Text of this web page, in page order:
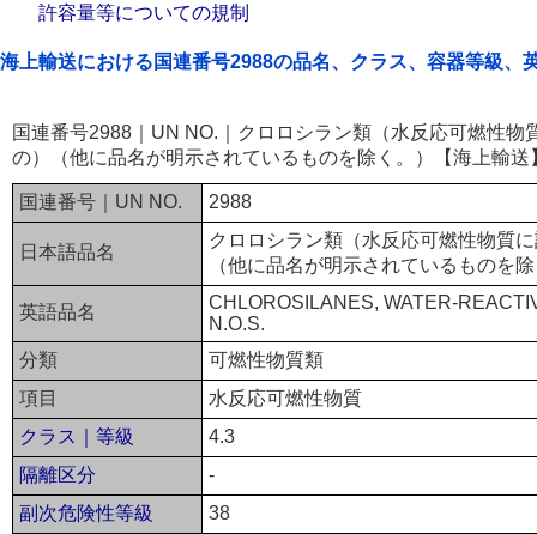
許容量等についての規制
海上輸送における国連番号2988の品名、クラス、容器等級、
国連番号2988｜UN NO.｜クロロシラン類（水反応可燃性物
の）（他に品名が明示されているものを除く。）【海上輸送
国連番号｜UN NO. 2988
日本語品名
クロロシラン類（水反応可燃性物質
（他に品名が明示されているものを
英語品名
CHLOROSILANES, WATER-
N.O.S.
分類
可燃性物質類
項目
水反応可燃性物質
クラス｜等級
4.3
隔離区分
-
副次危険性等級
38